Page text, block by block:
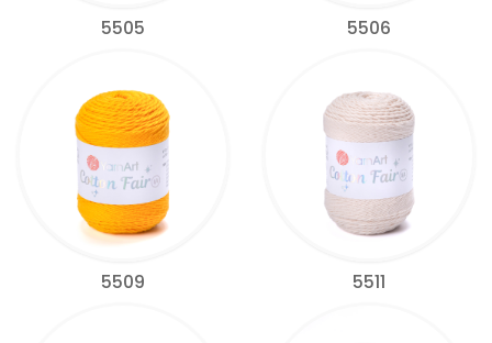
5505 5506
5509 5511